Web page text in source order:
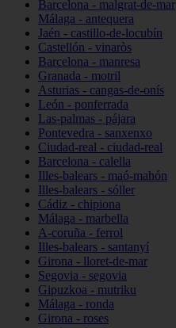
Barcelona - malgrat-de-mar
Málaga - antequera
Jaén - castillo-de-locubín
Castellón - vinaròs
Barcelona - manresa
Granada - motril
Asturias - cangas-de-onís
León - ponferrada
Las-palmas - pájara
Pontevedra - sanxenxo
Ciudad-real - ciudad-real
Barcelona - calella
Illes-balears - maó-mahón
Illes-balears - sóller
Cádiz - chipiona
Málaga - marbella
A-coruña - ferrol
Illes-balears - santanyí
Girona - lloret-de-mar
Segovia - segovia
Gipuzkoa - mutriku
Málaga - ronda
Girona - roses